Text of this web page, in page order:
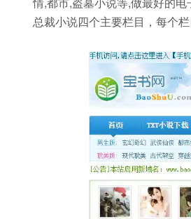
总裁小说四个主要栏目，每个